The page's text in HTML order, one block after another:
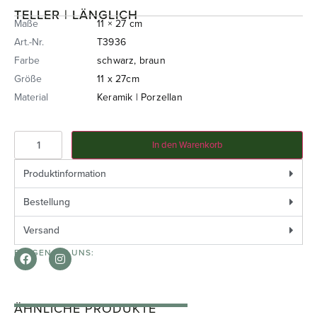
TELLER | LÄNGLICH
Maße
11 × 27 cm
Art.-Nr.
T3936
Farbe
schwarz, braun
Größe
11 x 27cm
Material
Keramik | Porzellan
In den Warenkorb
Produktinformation
Bestellung
Versand
FOLGEN SIE UNS:
ÄHNLICHE PRODUKTE